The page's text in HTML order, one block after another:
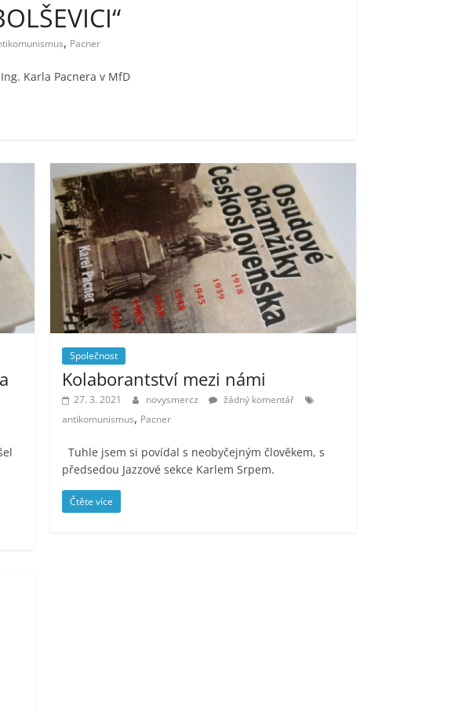
, Pacner
Karla Pacnera v MfD
Společnost
Kolaborantství mezi námi
27. 3. 2021 novysmercz
žádný komentář
antikomunismus, Pacner
Tuhle jsem si povídal s neobyčejným člověkem, s
předsedou Jazzové sekce Karlem Srpem.
Čtěte více